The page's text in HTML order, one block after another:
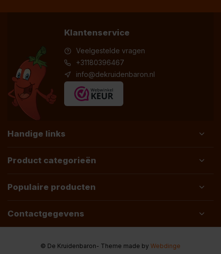
Klantenservice
Veelgestelde vragen
+31180396467
info@dekruidenbaron.nl
Handige links
Product categorieën
Populaire producten
Contactgegevens
© De Kruidenbaron- Theme made by Webdinge